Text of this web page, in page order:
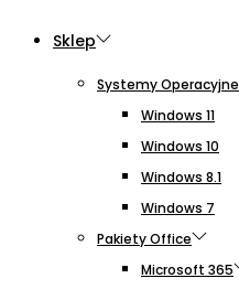
Sklep
Systemy Operacyjne
Windows 11
Windows 10
Windows 8.1
Windows 7
Pakiety Office
Microsoft 365